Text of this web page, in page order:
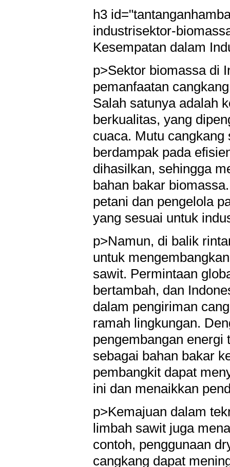
h3
industrisektor-
Kesempatan dalam
p>Sektor biomassa di
pemanfaatan
Salah satunya adalah
berkualitas, yang
cuaca. Mutu
berdampak pada
dihasilkan, sehingga
bahan bakar
petani dan pengelola
yang sesuai untuk
p>Namun, di balik
untuk
sawit. Permintaan
bertambah, dan
dalam pengiriman
ramah lingkungan.
pengembangan energi
sebagai bahan bakar
pembangkit dapat
ini dan menaikkan
p>Kemajuan dalam
limbah sawit juga
contoh, penggunaan
cangkang dapat